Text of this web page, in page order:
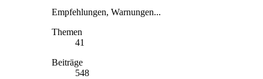
Empfehlungen, Warnungen...
Themen
41
Beiträge
548